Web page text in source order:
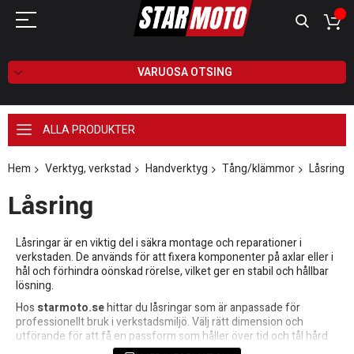
VARUOSA OTSING
ALLA PRODUKTER
Hem Verktyg, verkstad Handverktyg Tång/klämmor Låsring
Låsring
Låsringar är en viktig del i säkra montage och reparationer i
verkstaden. De används för att fixera komponenter på axlar eller i
hål och förhindra oönskad rörelse, vilket ger en stabil och hållbar
lösning.
Hos starmoto.sehittar du låsringar som är anpassade för
professionellt bruk i verkstadsmiljö. Välj rätt dimension och
utförande för att få en passform som håller över tid och tål hård